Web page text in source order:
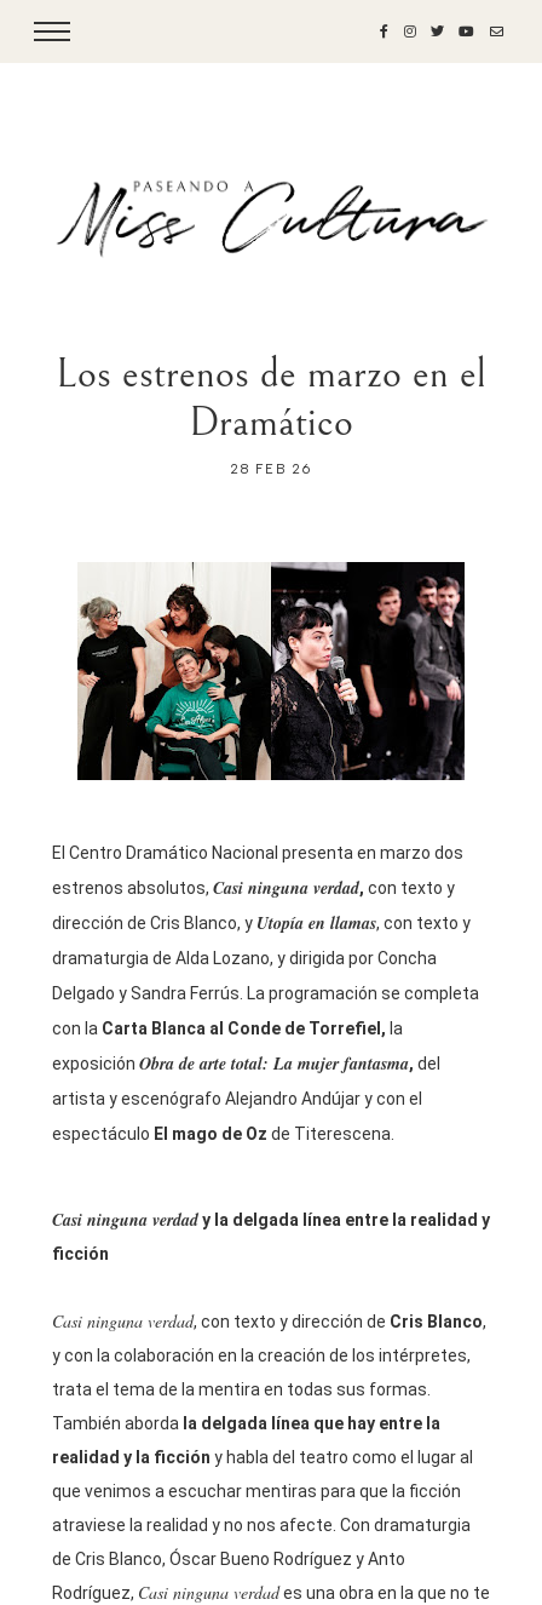
Los estrenos de marzo en el
Dramático
28 FEB 26
El Centro Dramático Nacional presenta en marzo dos
estrenos absolutos, Casi ninguna verdad, con texto y
dirección de Cris Blanco, y Utopía en llamas, con texto y
dramaturgia de Alda Lozano, y dirigida por Concha
Delgado y Sandra Ferrús. La programación se completa
con la Carta Blanca al Conde de Torrefiel, la
exposición Obra de arte total: La mujer fantasma, del
artista y escenógrafo Alejandro Andújar y con el
espectáculo El mago de Oz de Titerescena.
Casi ninguna verdady la delgada línea entre la realidad y
ficción
Casi ninguna verdad, con texto y dirección de Cris Blanco,
y con la colaboración en la creación de los intérpretes,
trata el tema de la mentira en todas sus formas.
También aborda la delgada línea que hay entre la
realidad y la ficción y habla del teatro como el lugar al
que venimos a escuchar mentiras para que la ficción
atraviese la realidad y no nos afecte. Con dramaturgia
de Cris Blanco, Óscar Bueno Rodríguez y Anto
Rodríguez, Casi ninguna verdades una obra en la que no te